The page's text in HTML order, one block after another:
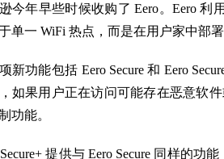
今年早些时候收购了 Eero。Eero 利
单一 WiFi 热点，而是在用户家中部
新功能包括 Eero Secure 和 Eero
如果用户正在访问可能存在恶意软
功能。
提供与 Eero Secure 同样的